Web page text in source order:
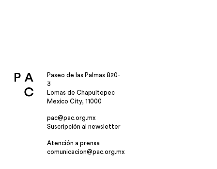
Paseo de las Palmas 820-
3
Lomas de Chapultepec
Mexico City, 11000
pac@pac.org.mx
Suscripción al newsletter
Atención a prensa
comunicacion@pac.org.mx